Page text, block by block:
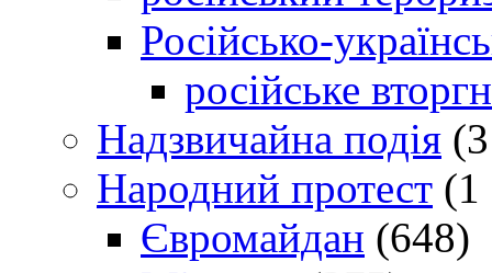
Російсько-
російське
Надзвичайна подія
Народний протест (1
Євромайдан (648)